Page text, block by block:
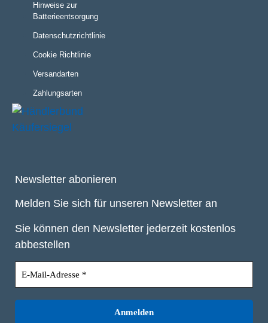
Hinweise zur
Batterieentsorgung
Datenschutzrichtlinie
Cookie Richtlinie
Versandarten
Zahlungsarten
Newsletter abonieren
Melden Sie sich für unseren Newsletter an
Sie können den Newsletter jederzeit kostenlos
abbestellen